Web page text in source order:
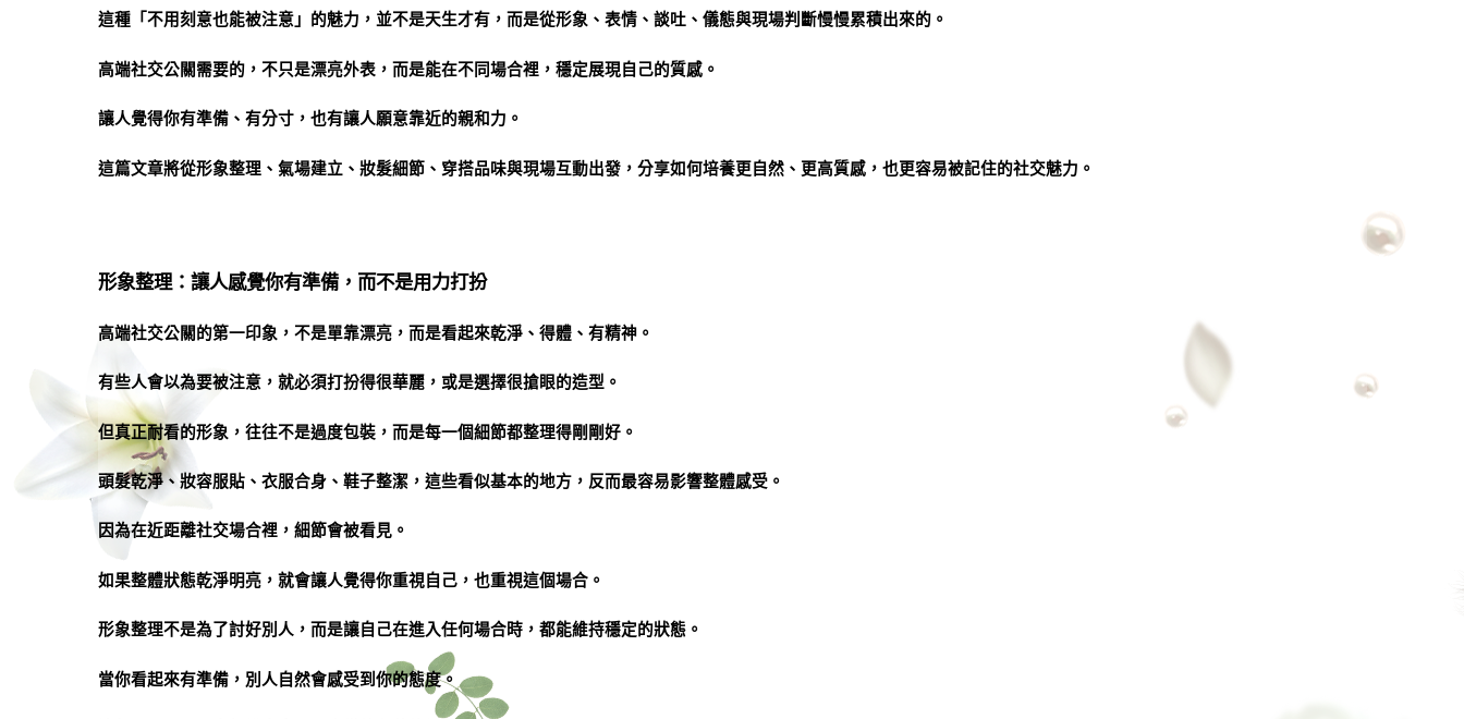
這種「不用刻意也能被注意」的魅力，並不是天生才有，而是從形象、表情、談吐、儀態與現場判斷慢慢累積出來的。
高端社交公關需要的，不只是漂亮外表，而是能在不同場合裡，穩定展現自己的質感。
讓人覺得你有準備、有分寸，也有讓人願意靠近的親和力。
這篇文章將從形象整理、氣場建立、妝髮細節、穿搭品味與現場互動出發，分享如何培養更自然、更高質感，也更容易被記住的社交魅力。
形象整理：讓人感覺你有準備，而不是用力打扮
高端社交公關的第一印象，不是單靠漂亮，而是看起來乾淨、得體、有精神。
有些人會以為要被注意，就必須打扮得很華麗，或是選擇很搶眼的造型。
但真正耐看的形象，往往不是過度包裝，而是每一個細節都整理得剛剛好。
頭髮乾淨、妝容服貼、衣服合身、鞋子整潔，這些看似基本的地方，反而最容易影響整體感受。
因為在近距離社交場合裡，細節會被看見。
如果整體狀態乾淨明亮，就會讓人覺得你重視自己，也重視這個場合。
形象整理不是為了討好別人，而是讓自己在進入任何場合時，都能維持穩定的狀態。
當你看起來有準備，別人自然會感受到你的態度。